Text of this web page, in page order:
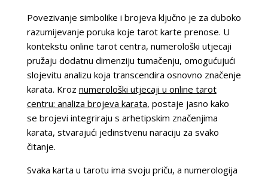
Povezivanje simbolike i brojeva ključno je za duboko
razumijevanje poruka koje tarot karte prenose. U
kontekstu online tarot centra, numerološki utjecaji
pružaju dodatnu dimenziju tumačenju, omogućujući
slojevitu analizu koja transcendira osnovno značenje
karata. Kroz numerološki utjecaji u online tarot
centru: analiza brojeva karata, postaje jasno kako
se brojevi integriraju s arhetipskim značenjima
karata, stvarajući jedinstvenu naraciju za svako
čitanje.
Svaka karta u tarotu ima svoju priču, a numerologija